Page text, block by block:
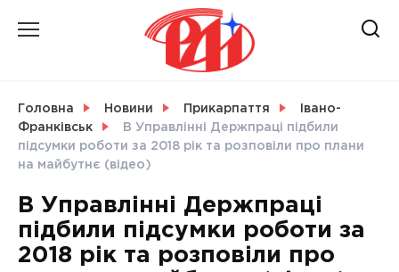
СВІТ
УКРАЇНА
Головна Новини Прикарпаття
Івано-
Франківськ
В Управлінні Держпраці підбили
підсумки роботи за 2018 рік та розповіли про плани
на майбутнє (відео)
В Управлінні Держпраці
підбили підсумки роботи за
2018 рік та розповіли про